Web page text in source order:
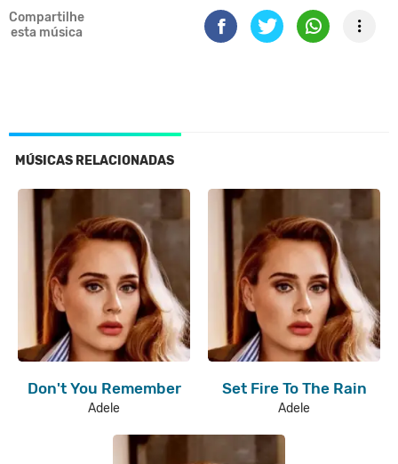
Compartilhe
esta música
MÚSICAS RELACIONADAS
Don't You Remember
Adele
Set Fire To The Rain
Adele